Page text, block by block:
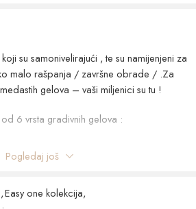
su samonivelirajući , te su namijenjeni za
malo rašpanja / završne obrade / .Za
gelova – vaši miljenici su tu !
6 vrsta gradivnih gelova :
gel , ujedno i jedini koji je ALL-IN-
Pogledaj još
,Easy one kolekcija,